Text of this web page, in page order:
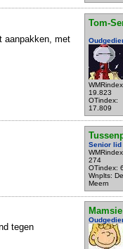
Tom-
19.823
OTindex:
17.809
aanpakken, met
Senior lid
274
OTindex:
Wnplts: De
Meern
Mamsie
tegen